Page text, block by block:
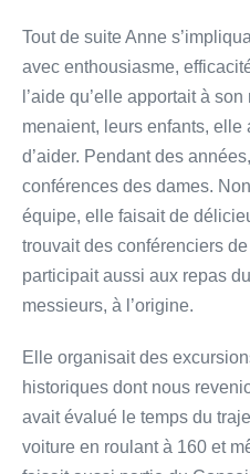
Tout de suite Anne
avec enthousiasme,
l’aide qu’elle apportait à
menaient, leurs enfants, elle
d’aider. Pendant des
conférences des dames.
équipe, elle faisait de
trouvait des conférenciers
participait aussi aux repas
messieurs, à l’origine.
Elle organisait des
historiques dont nous
avait évalué le temps du
voiture en roulant à 160 et